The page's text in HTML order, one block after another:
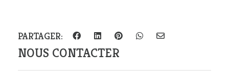
PARTAGER:
NOUS CONTACTER